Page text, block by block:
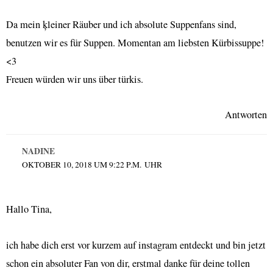
Da mein ķleiner Räuber und ich absolute Suppenfans sind,
benutzen wir es für Suppen. Momentan am liebsten Kürbissuppe!
<3
Freuen würden wir uns über türkis.
Antworten
NADINE
OKTOBER 10, 2018 UM 9:22 P.M. UHR
Hallo Tina,
ich habe dich erst vor kurzem auf instagram entdeckt und bin jetzt
schon ein absoluter Fan von dir, erstmal danke für deine tollen